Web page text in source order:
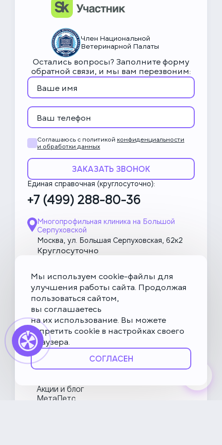
Член Национальной
Ветеринарной Палаты
Остались вопросы? Заполните форму
обратной связи, и мы вам перезвоним:
Соглашаюсь с политикой конфиденциальности
и обработки данных
ЗАКАЗАТЬ ЗВОНОК
Единая справочная (круглосуточно):
+7 (499) 288-80-36
Многопрофильная клиника на Большой
Серпуховской
Москва, ул. Большая Серпуховская, 62к2
Круглосуточно
Многопрофильная клиника на Введенского
Москва, ул. Введенского, 24Б
Клиника на Карамышевской набережной
Москва, Карамышевская наб., 2А
О НьюВетТех
Направления
Услуги
Акции и блог
МетаПетс
Мы используем cookie-файлы для
улучшения работы сайта. Продолжая
пользоваться сайтом,
вы соглашаетесь
на их использование. Вы можете
запретить cookie в настройках своего
браузера.
СОГЛАСЕН